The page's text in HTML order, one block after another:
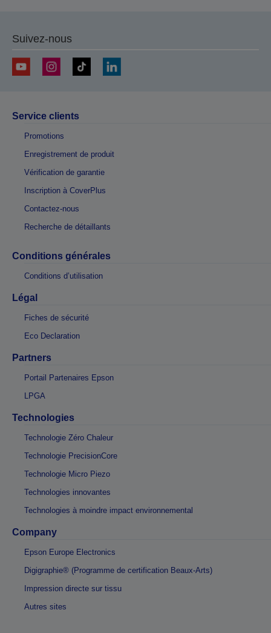
Suivez-nous
Service clients
Promotions
Enregistrement de produit
Vérification de garantie
Inscription à CoverPlus
Contactez-nous
Recherche de détaillants
Conditions générales
Conditions d’utilisation
Légal
Fiches de sécurité
Eco Declaration
Partners
Portail Partenaires Epson
LPGA
Technologies
Technologie Zéro Chaleur
Technologie PrecisionCore
Technologie Micro Piezo
Technologies innovantes
Technologies à moindre impact environnemental
Company
Epson Europe Electronics
Digigraphie® (Programme de certification Beaux-Arts)
Impression directe sur tissu
Autres sites